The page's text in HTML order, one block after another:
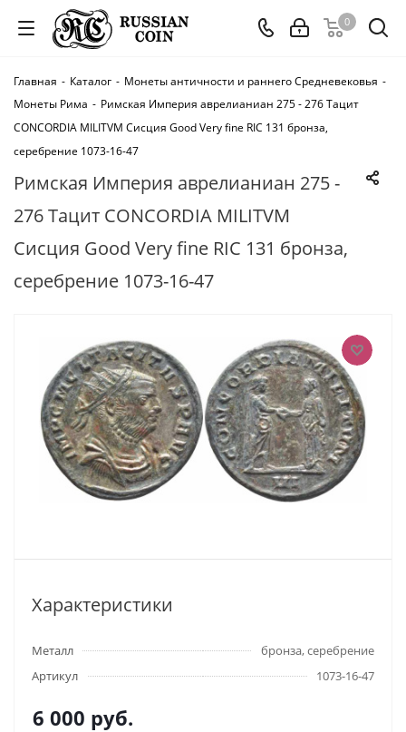
0
Главная - Каталог - Монеты античности и раннего Средневековья -
Монеты Рима - Римская Империя аврелианиан 275 - 276 Тацит
CONCORDIA MILITVM Сисция Good Very fine RIC 131 бронза,
серебрение 1073-16-47
Римская Империя аврелианиан 275 -
276 Тацит CONCORDIA MILITVM
Сисция Good Very fine RIC 131 бронза,
серебрение 1073-16-47
Характеристики
Металл
бронза, серебрение
Артикул
1073-16-47
6 000 руб.